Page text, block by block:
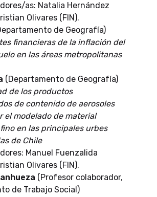
as: Natalia Hernández
Olivares (FIN).
de Geografía)
financieras de la inflación del
en las áreas metropolitanas
(Departamento de Geografía)
de los productos
de contenido de aerosoles
el modelado de material
en las principales urbes
de Chile
Manuel Fuenzalida
Olivares (FIN).
(Profesor colaborador,
de Trabajo Social)